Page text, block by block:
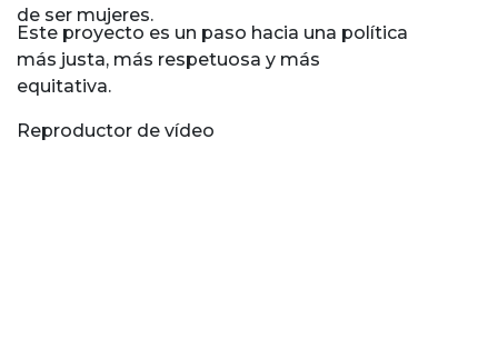
de ser mujeres.
Este proyecto es un paso hacia una política
más justa, más respetuosa y más
equitativa.
Reproductor de vídeo